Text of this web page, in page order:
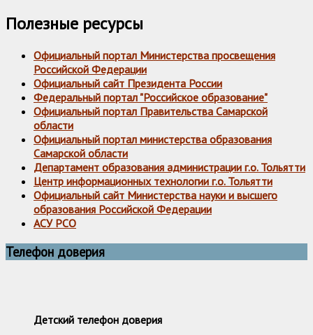
Полезные ресурсы
Официальный портал Министерства просвещения
Российской Федерации
Официальный сайт Президента России
Федеральный портал "Российское образование"
Официальный портал Правительства Самарской
области
Официальный портал министерства образования
Самарской области
Департамент образования администрации г.о. Тольятти
Центр информационных технологии г.о. Тольятти
Официальный сайт Министерства науки и высшего
образования Российской Федерации
АСУ РСО
Телефон доверия
Детский телефон доверия